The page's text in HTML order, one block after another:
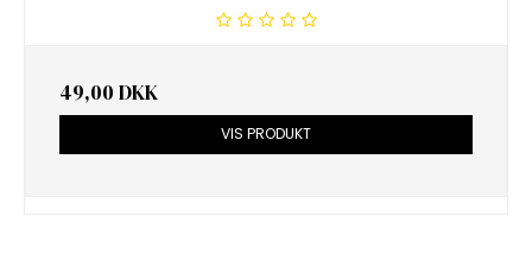
49,00 DKK
VIS PRODUKT